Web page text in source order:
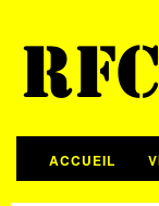
ACCUEIL